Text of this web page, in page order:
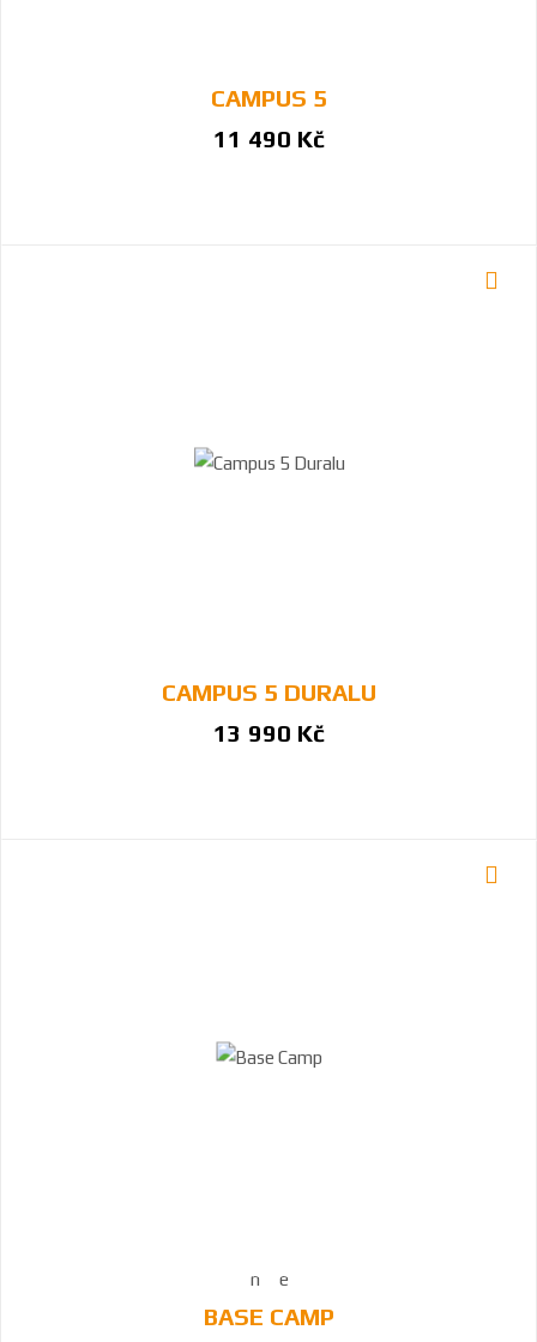
CAMPUS 5
11 490 Kč
CAMPUS 5 DURALU
13 990 Kč
BASE CAMP